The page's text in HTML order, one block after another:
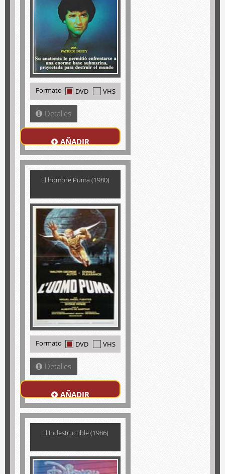
Formato DVD VHS
Detalles
AÑADIR
El hombre Puma (1980)
Formato DVD VHS
Detalles
AÑADIR
El Indestructible (1986)